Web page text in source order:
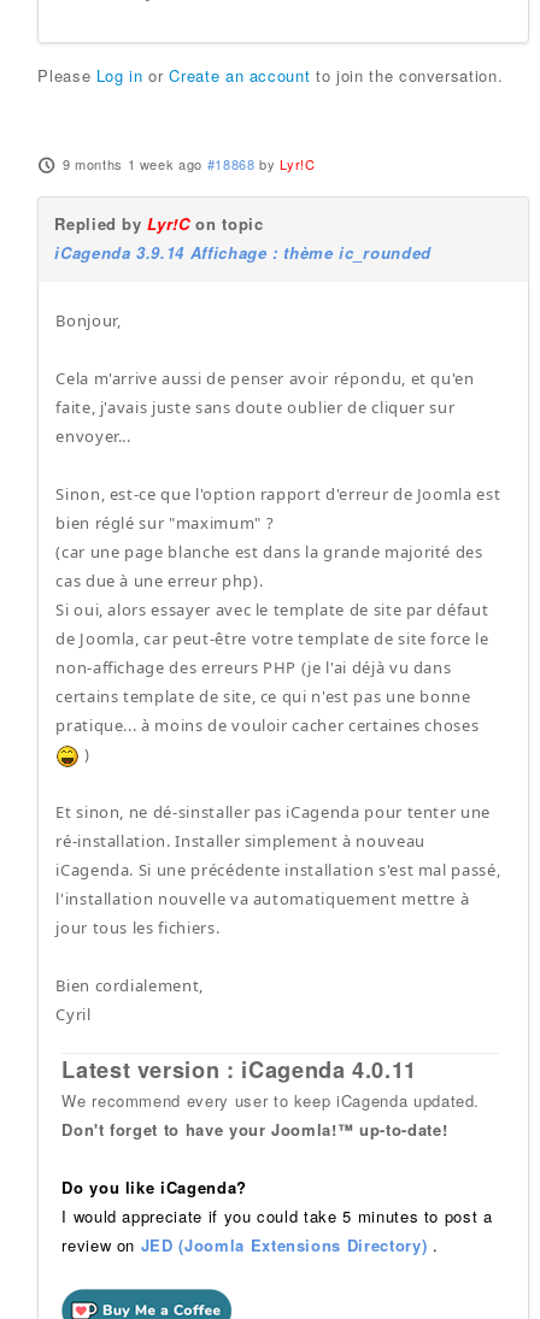
Please Log in orCreate an account to join the conversation.
9 months 1 week ago #18868 byLyr!C
Replied byLyr!Con topic
iCagenda 3.9.14 Affichage : thème ic_rounded
Bonjour,
Cela m'arrive aussi de penser avoir répondu, et qu'en
faite, j'avais juste sans doute oublier de cliquer sur
envoyer...
Sinon, est-ce que l'option rapport d'erreur de Joomla est
bien réglé sur "maximum" ?
(car une page blanche est dans la grande majorité des
cas due à une erreur php).
Si oui, alors essayer avec le template de site par défaut
de Joomla, car peut-être votre template de site force le
non-affichage des erreurs PHP (je l'ai déjà vu dans
certains template de site, ce qui n'est pas une bonne
pratique... à moins de vouloir cacher certaines choses
)
Et sinon, ne dé-sinstaller pas iCagenda pour tenter une
ré-installation. Installer simplement à nouveau
iCagenda. Si une précédente installation s'est mal passé,
l'installation nouvelle va automatiquement mettre à
jour tous les fichiers.
Bien cordialement,
Cyril
Latest version : iCagenda 4.0.11
We recommend every user to keep iCagenda updated.
Don't forget to have your Joomla!™ up-to-date!
Do you like iCagenda?
I would appreciate if you could take 5 minutes to post a
review on JED (Joomla Extensions Directory) .